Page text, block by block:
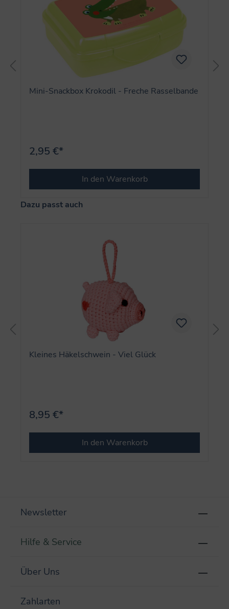
Mini-Snackbox Krokodil - Freche Rasselbande
2,95 €*
In den Warenkorb
Produktgalerie überspringen
Dazu passt auch
Kleines Häkelschwein - Viel Glück
8,95 €*
In den Warenkorb
Newsletter
Hilfe & Service
Über Uns
Zahlarten